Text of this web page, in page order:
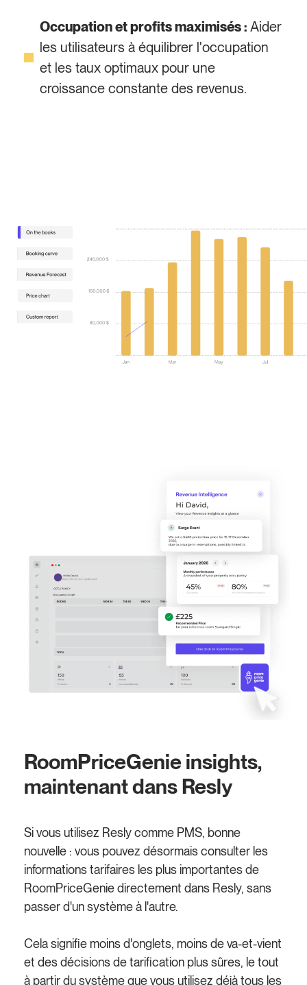
Occupation et profits maximisés :Aider
les utilisateurs à équilibrer l'occupation
et les taux optimaux pour une
croissance constante des revenus.
RoomPriceGenie insights,
maintenant dans Resly
Si vous utilisez Resly comme PMS, bonne
nouvelle : vous pouvez désormais consulter les
informations tarifaires les plus importantes de
RoomPriceGenie directement dans Resly, sans
passer d'un système à l'autre.
Cela signifie moins d'onglets, moins de va-et-vient
et des décisions de tarification plus sûres, le tout
à partir du système que vous utilisez déjà tous les